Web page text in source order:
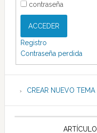
contraseña
ACCEDER
Registro
Contraseña perdida
CREAR NUEVO TEMA